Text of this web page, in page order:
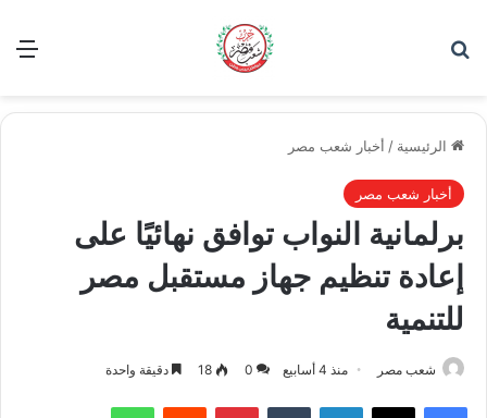
الرئيسية / أخبار شعب مصر
أخبار شعب مصر
برلمانية النواب توافق نهائيًا على
إعادة تنظيم جهاز مستقبل مصر
للتنمية
شعب مصر منذ 4 أسابيع 0
18 دقيقة واحدة
فيسبوك ‫X لينكدإن بينتيريست واتساب